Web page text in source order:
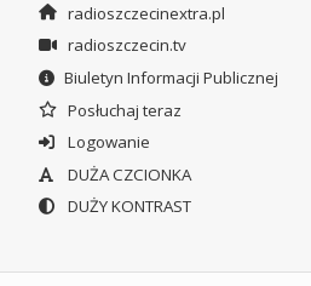
radioszczecinextra.pl
radioszczecin.tv
Biuletyn Informacji Publicznej
Posłuchaj teraz
Logowanie
DUŻA CZCIONKA
DUŻY KONTRAST